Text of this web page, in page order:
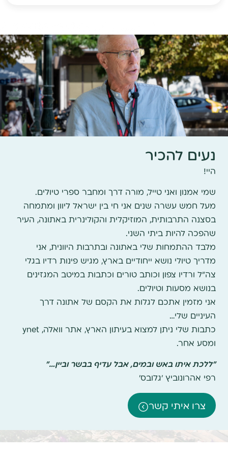
נעים להכיר
היי!
שמי אמנון ואני טייל, מורה דרך ומחבר ספרי טיולים.
מעל חמש עשרה שנים אני חי בין ישראל ליוון ומתמחה
בסצנה התרבותית, המוזיקלית והקולינרית באתונה, העיר
שהפכה להיות ביתי השני.
מלבד ההתמחות שלי באתונה ובתרבות היוונית, אני
מדריך טיולי נושא ייחודיים בארץ, מגיש פינות רדיו בגלי
צה"ל ורדיו צפון וכותב טורים וכתבות במיטב המגזינים
בנושא מסעות וטיולים.
אני מזמין אתכם לגלות את הקסם של אתונה דרך
העיניים שלי…
כתבות שלי ניתן למצוא בעיתון הארץ, אתר וואלה, ynet
ומסע אחר.
"ללכת איתו באש ובמים, אבל עדיף בבשר וביין…"
רפי אהרונוביץ 'גלובס'
צרו איתי קשר